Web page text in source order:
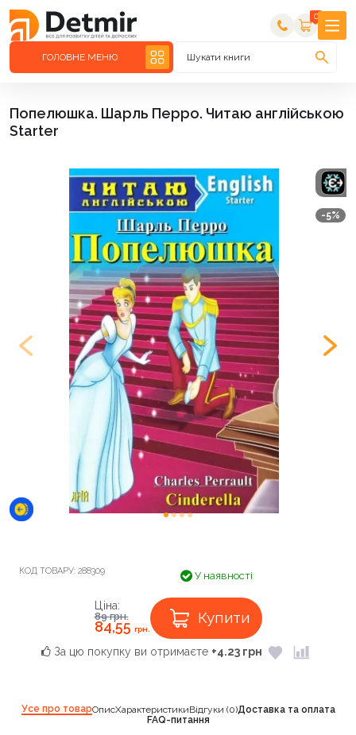
0
ГОЛОВНЕ МЕНЮ Шукати книги
Попелюшка. Шарль Перро. Читаю англійською
Starter
-5%
КОД ТОВАРУ: 288309 У наявності
Ціна:
89грн.
84,55 грн.
Купити
За цю покупку ви отримаєте +4.23 грн
Усе про товарОписХарактеристикиВідгуки (0)Доставка та оплата
FAQ-питання